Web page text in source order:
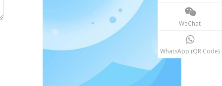
WeChat
WhatsApp (QR Code)